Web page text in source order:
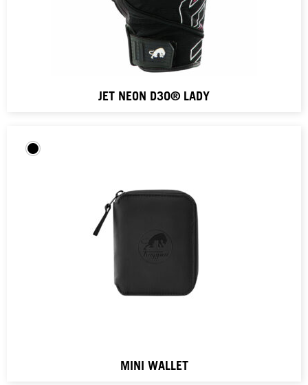
JET NEON D3O® LADY
MINI WALLET